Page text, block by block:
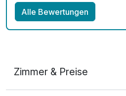
Alle Bewertungen
Zimmer & Preise